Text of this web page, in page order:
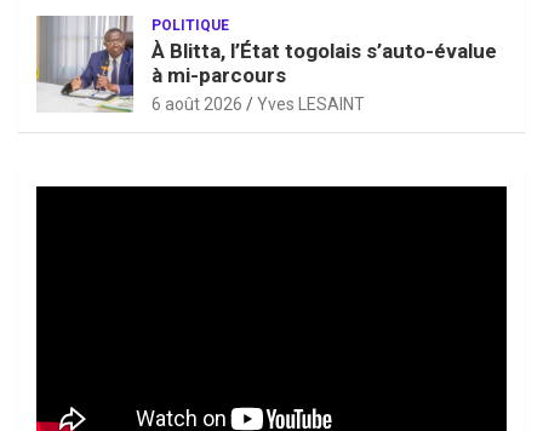
POLITIQUE
À Blitta, l’État togolais s’auto-évalue
à mi-parcours
6 août 2026 Yves LESAINT